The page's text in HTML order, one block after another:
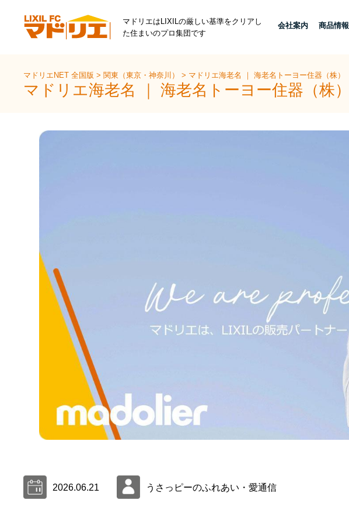
マドリエはLIXILの厳しい基準をクリアし
た住まいのプロ集団です
会社案内 商品情報
マドリエNET 全国版>関東（東京・神奈川）> マドリエ海老名 ｜ 海老名トーヨー住器（株）
マドリエ海老名 ｜ 海老名トーヨー住器（株）
2026.06.21 うさっピーのふれあい・愛通信